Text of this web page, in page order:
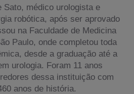
Sato, médico urologista e
robótica, após ser aprovado
na Faculdade de Medicina
Paulo, onde completou toda
desde a graduação até a
urologia. Foram 11 anos
dessa instituição com
anos de história.